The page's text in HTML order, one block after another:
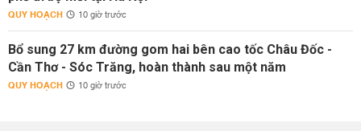
QUY HOẠCH 10 giờ trước
Bổ sung 27 km đường gom hai bên cao tốc Châu Đốc -
Cần Thơ - Sóc Trăng, hoàn thành sau một năm
QUY HOẠCH 10 giờ trước